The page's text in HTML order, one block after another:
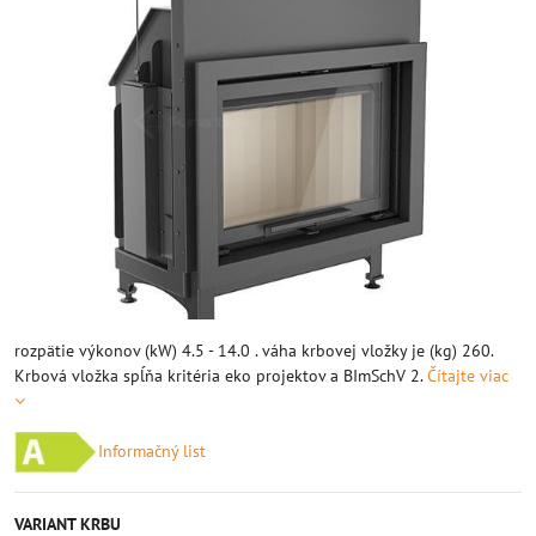
rozpätie výkonov (kW) 4.5 - 14.0 . váha krbovej vložky je (kg) 260.
Krbová vložka spĺňa kritéria eko projektov a BImSchV 2.Čítajte viac
Informačný list
VARIANT KRBU